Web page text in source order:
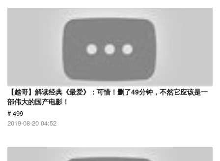
【越哥】解读经典《最爱》：可惜！删了49分钟，不然它应该是一
部伟大的国产电影！
# 499
2019-08-20 04:52